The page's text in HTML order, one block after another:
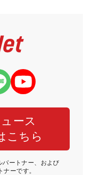
ース
こちら
パートナー、および
ーです。